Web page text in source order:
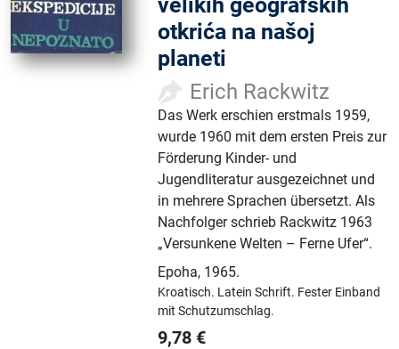
otkrića na našoj
planeti
Erich Rackwitz
Das Werk erschien erstmals 1959,
wurde 1960 mit dem ersten Preis zur
Förderung Kinder- und
Jugendliteratur ausgezeichnet und
in mehrere Sprachen übersetzt. Als
Nachfolger schrieb Rackwitz 1963
„Versunkene Welten – Ferne Ufer“.
Epoha, 1965.
Kroatisch. Latein Schrift. Fester Einband
mit Schutzumschlag.
9,78 €